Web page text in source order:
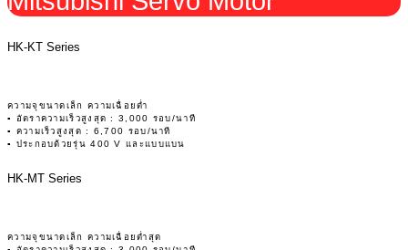
HK-KT Series
ความจุขนาดเล็ก ความเฉื่อยต่ำ
▪ อัตราความเร็วสูงสุด : 3,000 รอบ/นาที
▪ ความเร็วสูงสุด : 6,700 รอบ/นาที
▪ ประกอบด้วยรุ่น 400 V และแบบแบน
HK-MT Series
ความจุขนาดเล็ก ความเฉื่อยต่ำสุด